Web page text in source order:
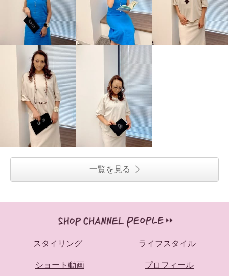
一覧を見る
スタイリング ライフスタイル
ショート動画 プロフィール